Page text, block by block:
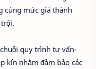
cùng mức giá thành
quy trình tư vấn-
kín nhằm đảm bảo các